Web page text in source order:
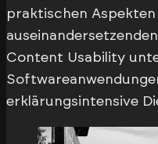
praktischen
Content Usability
erklärungsintensive